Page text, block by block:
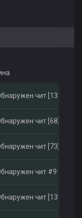
чит [131]
чит [68]
чит [73]
чит #9
чит [131]